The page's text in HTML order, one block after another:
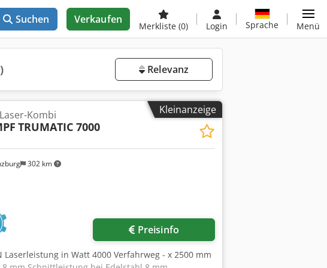
Suchen Verkaufen
Merkliste (0) Login Sprache Menü
Relevanz
Kleinanzeige
302 km
Kombi
TRUMATIC 7000
Preisinfo
Laserleistung in Watt 4000 Verfahrweg - x 2500 mm